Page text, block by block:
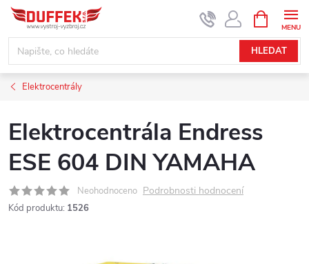
Přejít
obsah
HLEDAT
NÁKUPNÍ
KOŠÍK
Elektrocentrály
Elektrocentrála Endress
ESE 604 DIN YAMAHA
Neohodnoceno Podrobnosti hodnocení
Kód produktu: 1526